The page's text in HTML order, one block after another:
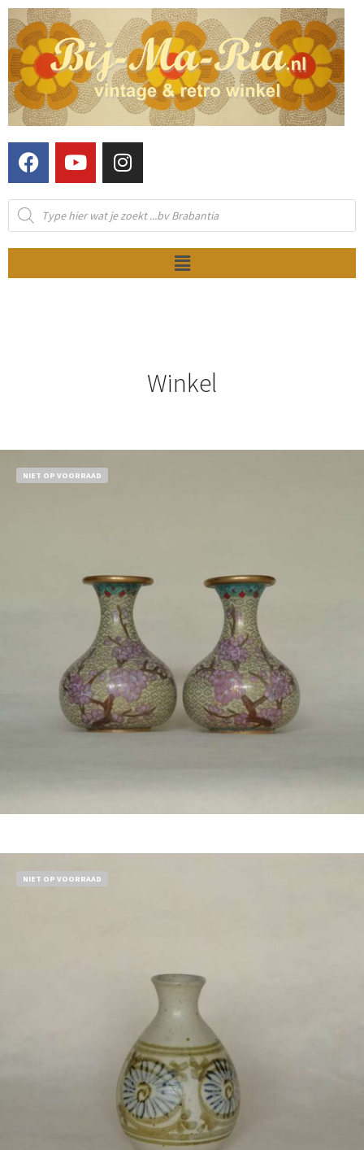
Winkel
NIET OP VOORRAAD
NIET OP VOORRAAD